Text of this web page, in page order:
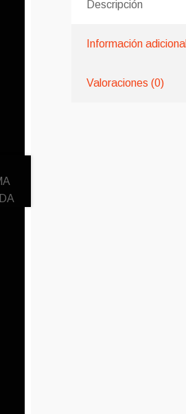
Descripción
Información adicional
Valoraciones (0)